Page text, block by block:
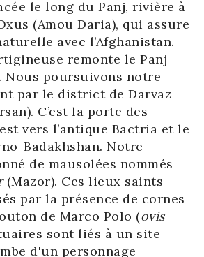
le long du Panj, rivière à
(Amou Daria), qui assure
avec l’Afghanistan.
remonte le Panj
Nous poursuivons notre
par le district de Darvaz
C’est la porte des
vers l’antique Bactria et le
Badakhshan. Notre
de mausolées nommés
(Mazor). Ces lieux saints
par la présence de cornes
de Marco Polo (ovis
sont liés à un site
d'un personnage